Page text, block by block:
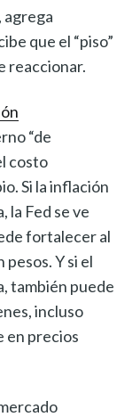
agrega
que el “piso”
reaccionar.
“de
costo
Si la inflación
la Fed se ve
fortalecer al
Y si el
también puede
incluso
en precios